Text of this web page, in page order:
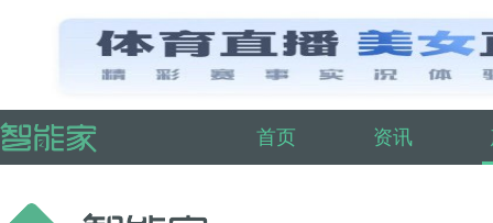
首页 资讯